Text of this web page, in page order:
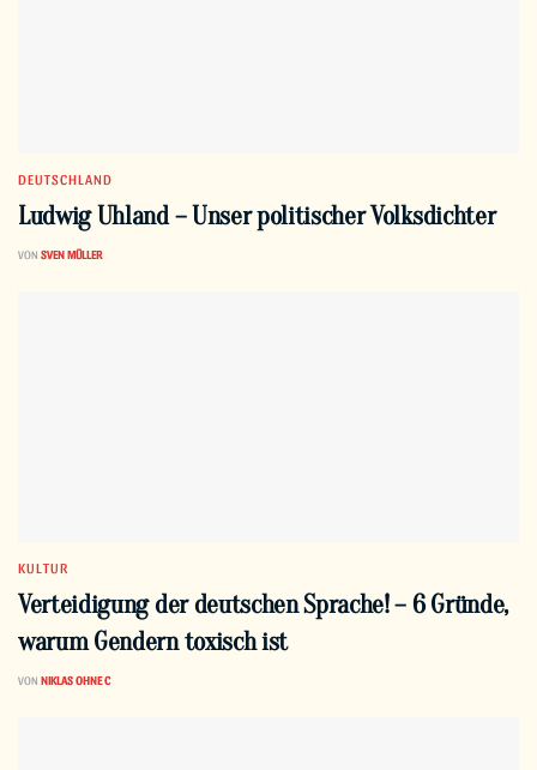
DEUTSCHLAND
Ludwig Uhland – Unser politischer Volksdichter
VON SVEN MÜLLER
KULTUR
Verteidigung der deutschen Sprache! – 6 Gründe,
warum Gendern toxisch ist
VON NIKLAS OHNE C